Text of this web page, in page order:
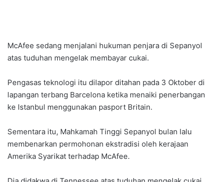
McAfee sedang menjalani hukuman penjara di Sepanyol
atas tuduhan mengelak membayar cukai.
Pengasas teknologi itu dilapor ditahan pada 3 Oktober di
lapangan terbang Barcelona ketika menaiki penerbangan
ke Istanbul menggunakan pasport Britain.
Sementara itu, Mahkamah Tinggi Sepanyol bulan lalu
membenarkan permohonan ekstradisi oleh kerajaan
Amerika Syarikat terhadap McAfee.